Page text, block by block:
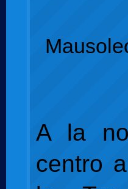
A la
centro